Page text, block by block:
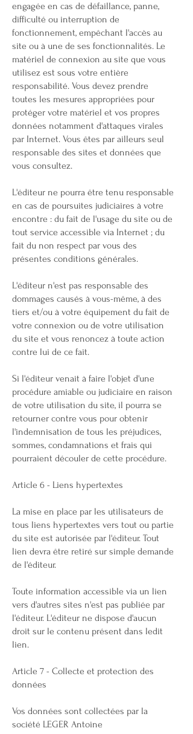
engagée en cas de défaillance, panne,
difficulté ou interruption de
fonctionnement, empêchant l'accès au
site ou à une de ses fonctionnalités. Le
matériel de connexion au site que vous
utilisez est sous votre entière
responsabilité. Vous devez prendre
toutes les mesures appropriées pour
protéger votre matériel et vos propres
données notamment d'attaques virales
par Internet. Vous êtes par ailleurs seul
responsable des sites et données que
vous consultez.
L'éditeur ne pourra être tenu responsable
en cas de poursuites judiciaires à votre
encontre : du fait de l'usage du site ou de
tout service accessible via Internet ; du
fait du non respect par vous des
présentes conditions générales.
L'éditeur n'est pas responsable des
dommages causés à vous-même, à des
tiers et/ou à votre équipement du fait de
votre connexion ou de votre utilisation
du site et vous renoncez à toute action
contre lui de ce fait.
Si l'éditeur venait à faire l'objet d'une
procédure amiable ou judiciaire en raison
de votre utilisation du site, il pourra se
retourner contre vous pour obtenir
l'indemnisation de tous les préjudices,
sommes, condamnations et frais qui
pourraient découler de cette procédure.
Article 6 - Liens hypertextes
La mise en place par les utilisateurs de
tous liens hypertextes vers tout ou partie
du site est autorisée par l'éditeur. Tout
lien devra être retiré sur simple demande
de l'éditeur.
Toute information accessible via un lien
vers d'autres sites n'est pas publiée par
l'éditeur. L'éditeur ne dispose d'aucun
droit sur le contenu présent dans ledit
lien.
Article 7 - Collecte et protection des
données
Vos données sont collectées par la
société LEGER Antoine